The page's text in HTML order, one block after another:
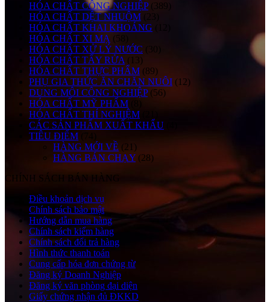
HÓA CHẤT CÔNG NGHIỆP (389)
HÓA CHẤT DỆT NHUỘM (23)
HÓA CHẤT KHAI KHOÁNG
HÓA CHẤT XI MẠ (58)
HÓA CHẤT XỬ LÝ NƯỚC (30)
HÓA CHẤT TẨY RỬA (13)
HÓA CHẤT THỰC PHẨM (89)
PHỤ GIA THỨC ĂN CHĂN NUÔI (12)
DUNG MÔI CÔNG NGHIỆP (56)
HÓA CHẤT MỸ PHẨM
(8)
HÓA CHẤT THÍ NGHIỆM
CÁC SẢN PHẨM XUẤT KHẨU
TIÊU ĐIỂM
(74)
HÀNG MỚI VỀ (21)
HÀNG BÁN CHẠY (28)
CHÍNH SÁCH BÁN HÀNG
Điều khoản dịch vụ
Chính sách bảo mật
Hướng dẫn mua hàng
Chính sách kiểm hàng
Chính sách đổi trả hàng
Hình thức thanh toán
Cung cấp hóa đơn chứng từ
Đăng ký Doanh Nghiệp
Đăng ký văn phòng đại diện
Giấy chứng nhận đủ ĐKKD